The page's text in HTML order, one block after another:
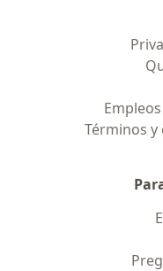
Empleos
Términos y